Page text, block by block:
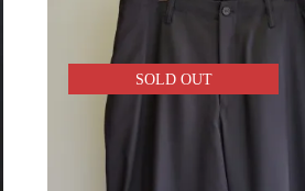
SOLD OUT